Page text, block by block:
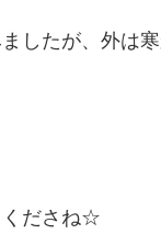
したが、外は
くださね☆